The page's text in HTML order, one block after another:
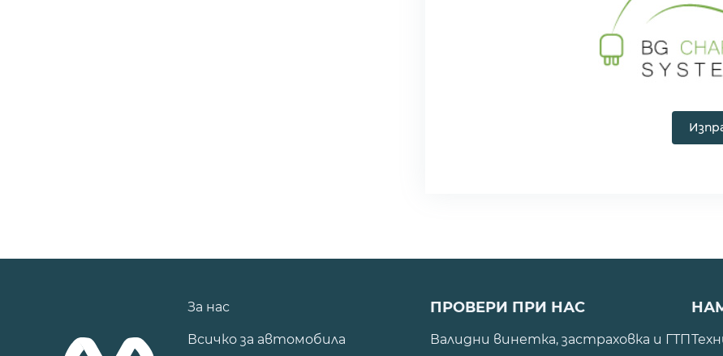
За нас
Всичко за автомобила
ПРОВЕРИ ПРИ НАС
Валидни винетка, застраховка и ГТП